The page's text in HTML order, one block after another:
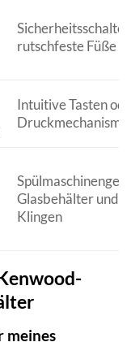
rutschfeste Füße
Intuitive Tasten
Glasbehälter und
Klingen
meines